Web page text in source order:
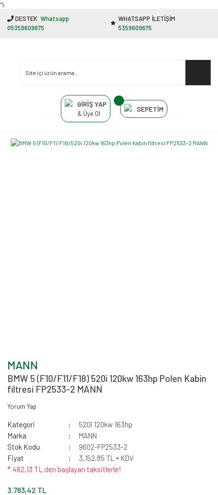
"');
DESTEK Whatsapp
05359609675
WHATSAPP İLETİŞİM
5359609675
GİRİŞ YAP
& Üye Ol
SEPETİM
MANN
BMW 5 (F10/F11/F18) 520i 120kw 163hp Polen Kabin
filtresi FP2533-2 MANN
Yorum Yap
Kategori
520i 120kw 163hp
Marka
MANN
Stok Kodu
9602-FP2533-2
Fiyat
3.152,85 TL + KDV
* 482,13 TL den başlayan taksitlerle!
3.783,42 TL